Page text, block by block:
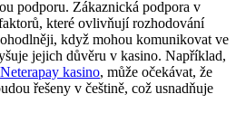
podporu. Zákaznická podpora v
které ovlivňují rozhodování
když mohou komunikovat ve
jejich důvěru v kasino. Například,
Neterapay kasino, může očekávat, že
řešeny v češtině, což usnadňuje